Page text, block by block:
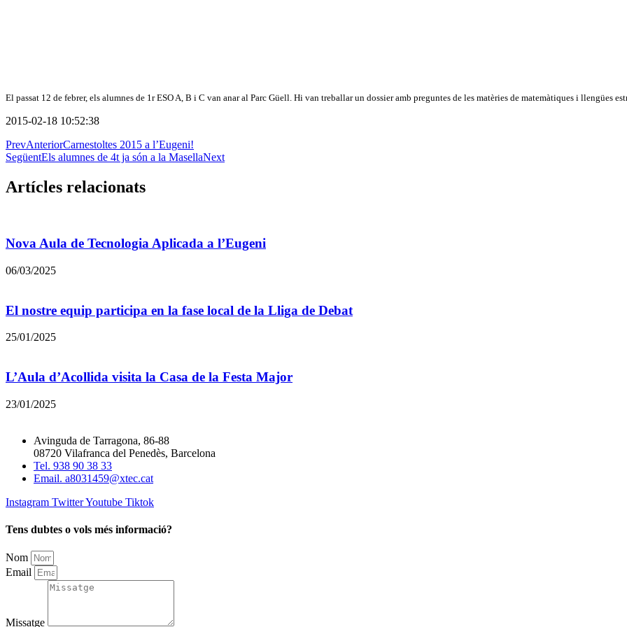
El passat 12 de febrer, els alumnes de 1r ESO A, B i C van anaral Parc Güell. Hi van treballar un dossier amb preguntes de les matèries de matemàtiques i llengües
2015-02-18 10:52:38
PrevAnteriorCarnestoltes 2015 a l’Eugeni!
SegüentEls alumnes de 4t ja són a la MasellaNext
Artícles relacionats
Nova Aula de Tecnologia Aplicada a l’Eugeni
06/03/2025
El nostre equip participa en la fase local de la Lliga de Debat
25/01/2025
L’Aula d’Acollida visita la Casa de la Festa Major
23/01/2025
Avinguda de Tarragona, 86-88
08720 Vilafranca del Penedès, Barcelona
Tel. 938 90 38 33
Email. a8031459@xtec.cat
Instagram TwitterYoutube Tiktok
Tens dubtes o vols més informació?
Nom
Email
Missatge